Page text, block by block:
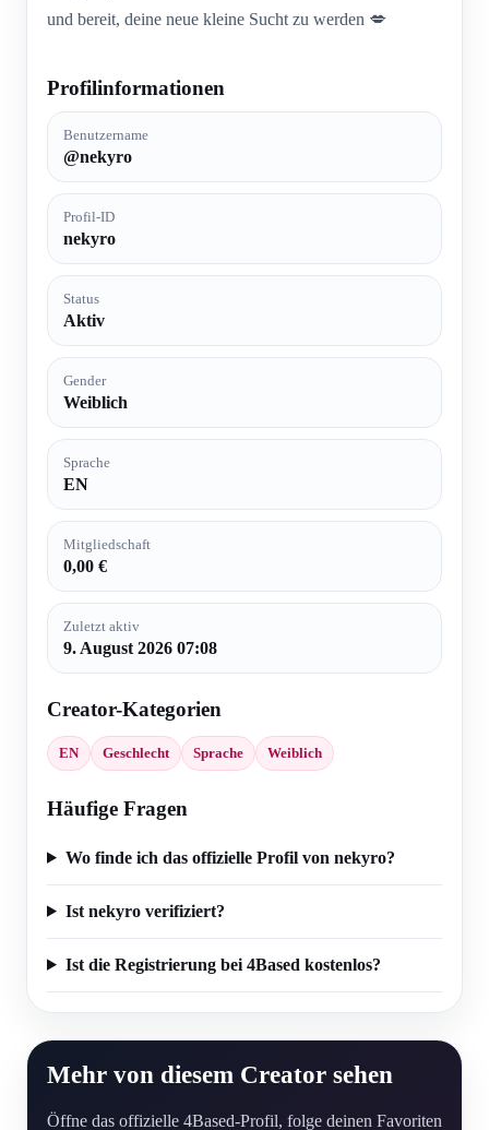
und bereit, deine neue kleine Sucht zu werden 💋
Profilinformationen
Benutzername
@nekyro
Profil-ID
nekyro
Status
Aktiv
Gender
Weiblich
Sprache
EN
Mitgliedschaft
0,00 €
Zuletzt aktiv
9. August 2026 07:08
Creator-Kategorien
EN Geschlecht Sprache Weiblich
Häufige Fragen
Wo finde ich das offizielle Profil von nekyro?
Ist nekyro verifiziert?
Ist die Registrierung bei 4Based kostenlos?
Mehr von diesem Creator sehen
Öffne das offizielle 4Based-Profil, folge deinen Favoriten